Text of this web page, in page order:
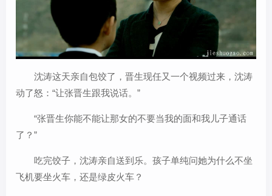
沈涛这天亲自包饺了，晋生现任又一个视频过来，沈涛
动了怒：“让张晋生跟我说话。”
“张晋生你能不能让那女的不要当我的面和我儿子通话
了？”
吃完饺子，沈涛亲自送到乐。孩子单纯问她为什么不坐
飞机要坐火车，还是绿皮火车？